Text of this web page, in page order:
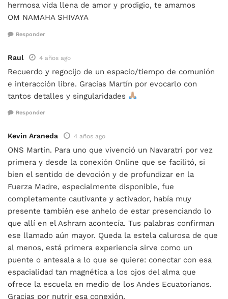
hermosa vida llena de amor y prodigio, te amamos
OM NAMAHA SHIVAYA
Responder
Raul 4 años ago
Recuerdo y regocijo de un espacio/tiempo de comunión
e interacción libre. Gracias Martín por evocarlo con
tantos detalles y singularidades
Responder
Kevin Araneda 4 años ago
ONS Martin. Para uno que vivenció un Navaratri por vez
primera y desde la conexión Online que se facilitó, si
bien el sentido de devoción y de profundizar en la
Fuerza Madre, especialmente disponible, fue
completamente cautivante y activador, había muy
presente también ese anhelo de estar presenciando lo
que allí en el Ashram acontecía. Tus palabras confirman
ese llamado aún mayor. Queda la estela calurosa de que
al menos, está primera experiencia sirve como un
puente o antesala a lo que se quiere: conectar con esa
espacialidad tan magnética a los ojos del alma que
ofrece la escuela en medio de los Andes Ecuatorianos.
Gracias por nutrir esa conexión.